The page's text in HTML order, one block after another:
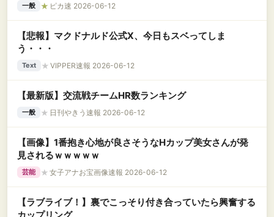
一般 ★ ピカ速 2026-06-12
【悲報】マクドナルド公式X、今日もスベってしま
う・・・
Text ★ VIPPER速報 2026-06-12
【最新版】交流戦チームHR数ランキング
一般 ★ 日刊やきう速報 2026-06-12
【画像】1番抱き心地が良さそうなHカップ美女さんが発
見されるｗｗｗｗｗ
芸能 ★ 女子アナお宝画像速報 2026-06-12
【ラブライブ！】裏でこっそり付き合っていたら興奮する